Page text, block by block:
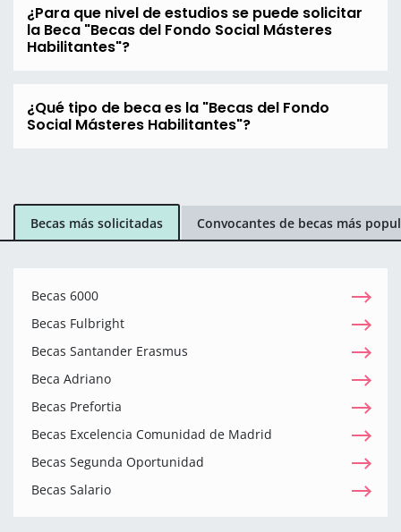
¿Para que nivel de estudios se puede solicitar
la Beca "Becas del Fondo Social Másteres
Habilitantes"?
¿Qué tipo de beca es la "Becas del Fondo
Social Másteres Habilitantes"?
Becas más solicitadas Convocantes de becas más
Becas 6000
Becas Fulbright
Becas Santander Erasmus
Beca Adriano
Becas Prefortia
Becas Excelencia Comunidad de Madrid
Becas Segunda Oportunidad
Becas Salario